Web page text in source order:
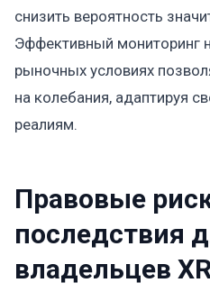
снизить вероятность
Эффективный мониторинг
рыночных условиях
на колебания, адаптируя
реалиям.
Правовые
последствия
владельцев